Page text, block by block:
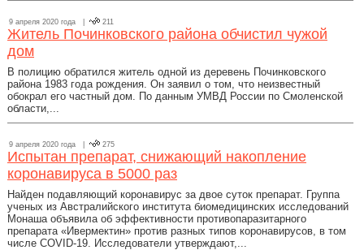
9 апреля 2020 года | 211
Житель Починковского района обчистил чужой
дом
В полицию обратился житель одной из деревень Починковского
района 1983 года рождения. Он заявил о том, что неизвестный
обокрал его частный дом. По данным УМВД России по Смоленской
области,...
9 апреля 2020 года | 275
Испытан препарат, снижающий накопление
коронавируса в 5000 раз
Найден подавляющий коронавирус за двое суток препарат. Группа
ученых из Австралийского института биомедицинских исследований
Монаша объявила об эффективности противопаразитарного
препарата «Ивермектин» против разных типов коронавирусов, в том
числе COVID-19. Исследователи утверждают,...